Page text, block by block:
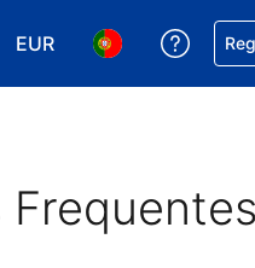
EUR
Escolha a sua moeda. A
Escolha o seu
Frequentes